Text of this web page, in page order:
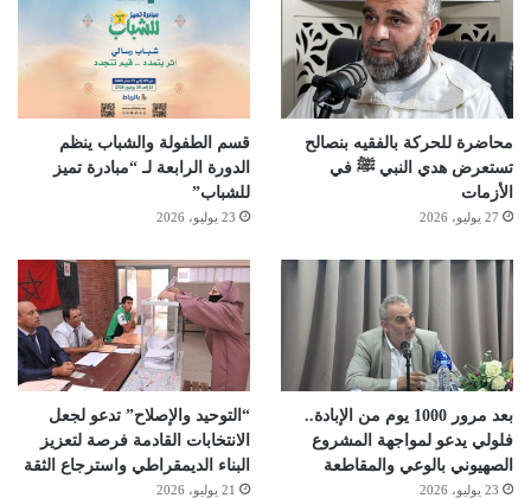
محاضرة للحركة بالفقيه بنصالح
تستعرض هدي النبي ﷺ في
الأزمات
27 يوليو، 2026
قسم الطفولة والشباب ينظم
الدورة الرابعة لـ “مبادرة تميز
للشباب”
23 يوليو، 2026
بعد مرور 1000 يوم من الإبادة..
فلولي يدعو لمواجهة المشروع
الصهيوني بالوعي والمقاطعة
23 يوليو، 2026
“التوحيد والإصلاح” تدعو لجعل
الانتخابات القادمة فرصة لتعزيز
البناء الديمقراطي واسترجاع الثقة
21 يوليو، 2026